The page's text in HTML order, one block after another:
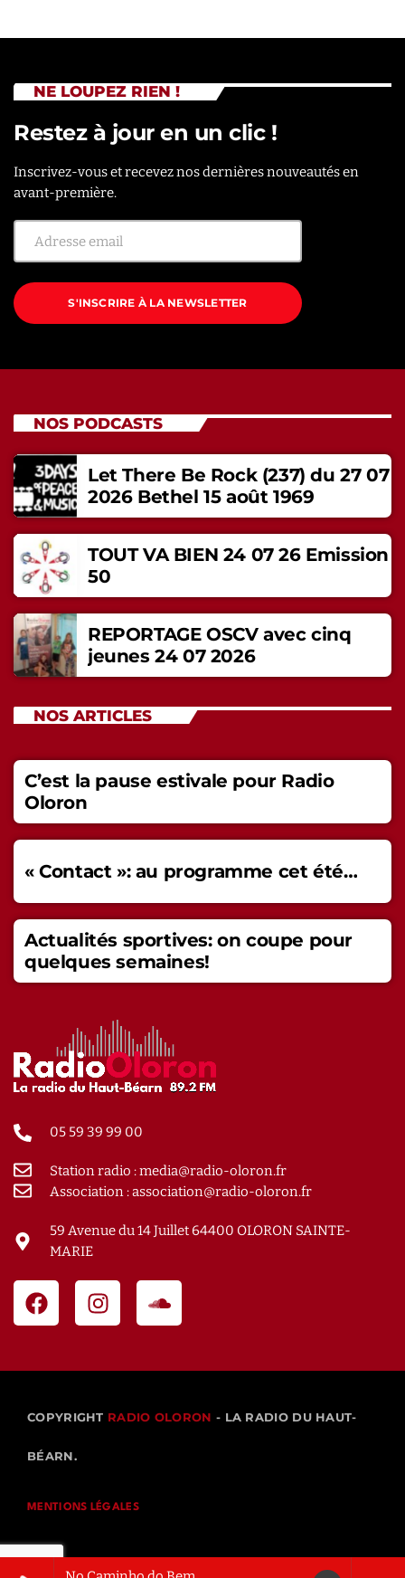
NE LOUPEZ RIEN !
Restez à jour en un clic !
Inscrivez-vous et recevez nos dernières nouveautés en
avant-première.
S'INSCRIRE À LA NEWSLETTER
NOS PODCASTS
Let There Be Rock (237) du 27 07
2026 Bethel 15 août 1969
TOUT VA BIEN 24 07 26 Emission
50
REPORTAGE OSCV avec cinq
jeunes 24 07 2026
NOS ARTICLES
C’est la pause estivale pour Radio
Oloron
« Contact »: au programme cet été…
Actualités sportives: on coupe pour
quelques semaines!
05 59 39 99 00
Station radio : media@radio-oloron.fr
Association : association@radio-oloron.fr
59 Avenue du 14 Juillet 64400 OLORON SAINTE-
MARIE
COPYRIGHT RADIO OLORON - LA RADIO DU HAUT-
BÉARN.
MENTIONS LÉGALES